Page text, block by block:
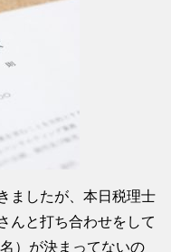
ましたが、本日税理士
んと打ち合わせをして
）が決まってないの